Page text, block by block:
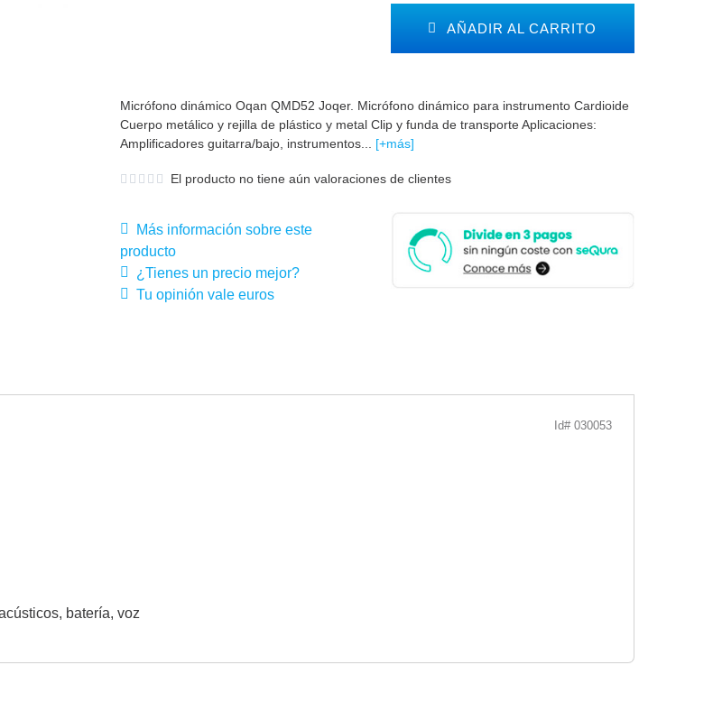
AÑADIR AL CARRITO
Micrófono dinámico Oqan QMD52 Joqer. Micrófono dinámico para instrumento Cardioide
Cuerpo metálico y rejilla de plástico y metal Clip y funda de transporte Aplicaciones:
Amplificadores guitarra/bajo, instrumentos... [+más]
El producto no tiene aún valoraciones de clientes
Más información sobre este
producto
¿Tienes un precio mejor?
Tu opinión vale euros
Id# 030053
batería, voz